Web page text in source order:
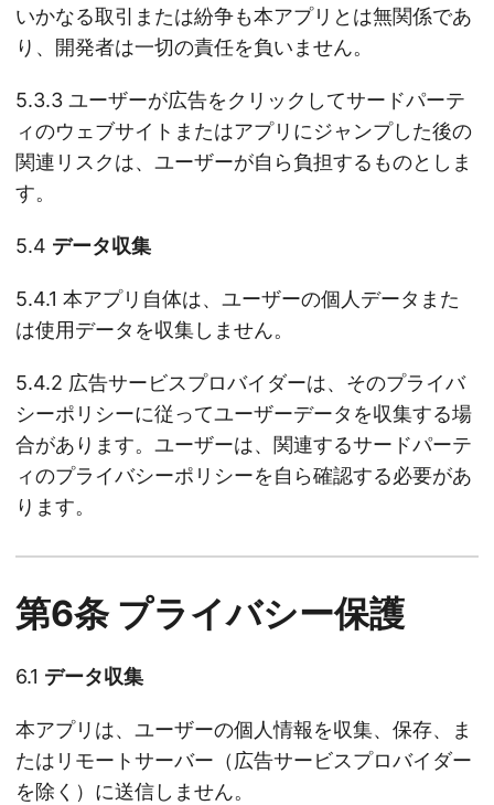
いかなる取引または紛争も本アプリとは無関係であ
り、開発者は一切の責任を負いません。
5.3.3 ユーザーが広告をクリックしてサードパーテ
ィのウェブサイトまたはアプリにジャンプした後の
関連リスクは、ユーザーが自ら負担するものとしま
す。
5.4 データ収集
5.4.1 本アプリ自体は、ユーザーの個人データまた
は使用データを収集しません。
5.4.2 広告サービスプロバイダーは、そのプライバ
シーポリシーに従ってユーザーデータを収集する場
合があります。ユーザーは、関連するサードパーテ
ィのプライバシーポリシーを自ら確認する必要があ
ります。
第6条 プライバシー保護
6.1 データ収集
本アプリは、ユーザーの個人情報を収集、保存、ま
たはリモートサーバー（広告サービスプロバイダー
を除く）に送信しません。